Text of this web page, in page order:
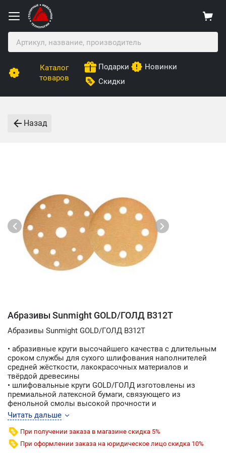
Каталог
товаров
Подарки
Новинки
Скидки
Назад
Абразивы Sunmight GOLD/ГОЛД B312T
Абразивы Sunmight GOLD/ГОЛД B312T
• абразивные круги высочайшего качества с длительным
сроком службы для сухого шлифования наполнителей
средней жёсткости, лакокрасочных материалов и
твёрдой древесины
• шлифовальные круги GOLD/ГОЛД изготовлены из
премиальной латексной бумаги, связующего из
фенольной смолы высокой прочности и
высококачественного закаленного оксида алюминия
• высокие режущие свойства без «забивания» материала
• равномерное распределение отверстий и высокие
режущие свойства позволяют кругу выполнять свои
функции без забивания материалом
Читать дальше
При получении заказа в магазине скидка 5%
При оформлении заказа на юридическое лицо скидка 10%